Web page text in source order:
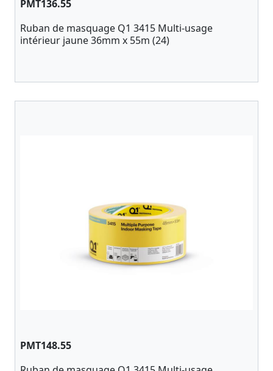
PMT136.55
Ruban de masquage Q1 3415 Multi-usage
intérieur jaune 36mm x 55m (24)
PMT148.55